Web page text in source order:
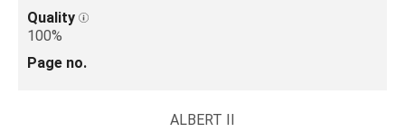
Quality
100%
Page no.
ALBERT II